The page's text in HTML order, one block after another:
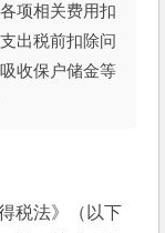
项相关费用扣
出税前扣除问
收保户储金等
税法》（以下